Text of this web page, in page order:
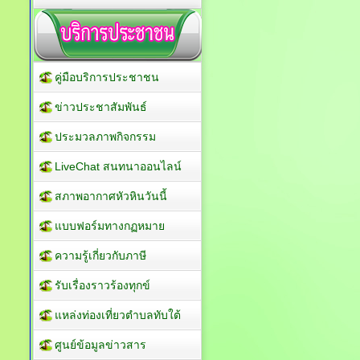
คู่มือบริการประชาชน
ข่าวประชาสัมพันธ์
ประมวลภาพกิจกรรม
LiveChat สนทนาออนไลน์
สภาพอากาศหัวหินวันนี้
แบบฟอร์มทางกฏหมาย
ความรู้เกี่ยวกับภาษี
รับเรื่องราวร้องทุกข์
แหล่งท่องเที่ยวตำบลทับใต้
ศูนย์ข้อมูลข่าวสาร